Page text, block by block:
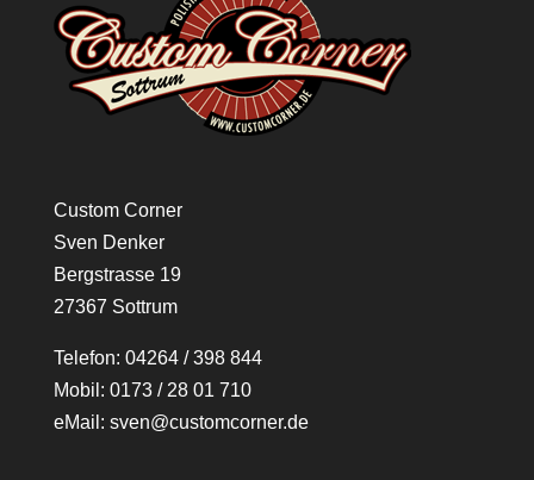
Custom Corner
Sven Denker
Bergstrasse 19
27367 Sottrum
Telefon: 04264 / 398 844
Mobil: 0173 / 28 01 710
eMail: sven@customcorner.de